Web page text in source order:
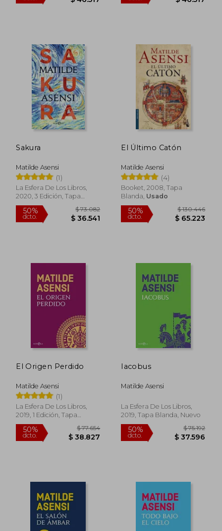
Sakura
Matilde Asensi
(1)
La Esfera De Los Libros,
2020, 3 Edición, Tapa
Blanda, Nuevo
$ 36.541
El Último Catón
Matilde Asensi
(4)
Booket, 2008, Tapa
Blanda, Usado
El Origen Perdido
Matilde Asensi
(1)
La Esfera De Los Libros,
2019, 1 Edición, Tapa
Blanda, Nuevo
Iacobus
Matilde Asensi
La Esfera De Los Libros,
2019, Tapa Blanda, Nuevo